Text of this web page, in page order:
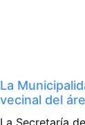
La
vecinal del
La Secretaría